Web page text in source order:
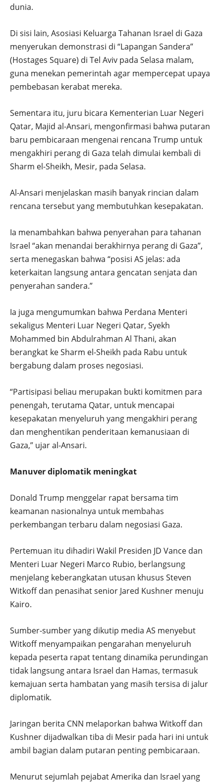
dunia.
Di sisi lain, Asosiasi Keluarga Tahanan Israel di Gaza
menyerukan demonstrasi di “Lapangan Sandera”
(Hostages Square) di Tel Aviv pada Selasa malam,
guna menekan pemerintah agar mempercepat upaya
pembebasan kerabat mereka.
Sementara itu, juru bicara Kementerian Luar Negeri
Qatar, Majid al-Ansari, mengonfirmasi bahwa putaran
baru pembicaraan mengenai rencana Trump untuk
mengakhiri perang di Gaza telah dimulai kembali di
Sharm el-Sheikh, Mesir, pada Selasa.
Al-Ansari menjelaskan masih banyak rincian dalam
rencana tersebut yang membutuhkan kesepakatan.
Ia menambahkan bahwa penyerahan para tahanan
Israel “akan menandai berakhirnya perang di Gaza”,
serta menegaskan bahwa “posisi AS jelas: ada
keterkaitan langsung antara gencatan senjata dan
penyerahan sandera.”
Ia juga mengumumkan bahwa Perdana Menteri
sekaligus Menteri Luar Negeri Qatar, Syekh
Mohammed bin Abdulrahman Al Thani, akan
berangkat ke Sharm el-Sheikh pada Rabu untuk
bergabung dalam proses negosiasi.
“Partisipasi beliau merupakan bukti komitmen para
penengah, terutama Qatar, untuk mencapai
kesepakatan menyeluruh yang mengakhiri perang
dan menghentikan penderitaan kemanusiaan di
Gaza,” ujar al-Ansari.
Manuver diplomatik meningkat
Donald Trump menggelar rapat bersama tim
keamanan nasionalnya untuk membahas
perkembangan terbaru dalam negosiasi Gaza.
Pertemuan itu dihadiri Wakil Presiden JD Vance dan
Menteri Luar Negeri Marco Rubio, berlangsung
menjelang keberangkatan utusan khusus Steven
Witkoff dan penasihat senior Jared Kushner menuju
Kairo.
Sumber-sumber yang dikutip media AS menyebut
Witkoff menyampaikan pengarahan menyeluruh
kepada peserta rapat tentang dinamika perundingan
tidak langsung antara Israel dan Hamas, termasuk
kemajuan serta hambatan yang masih tersisa di jalur
diplomatik.
Jaringan berita CNN melaporkan bahwa Witkoff dan
Kushner dijadwalkan tiba di Mesir pada hari ini untuk
ambil bagian dalam putaran penting pembicaraan.
Menurut sejumlah pejabat Amerika dan Israel yang